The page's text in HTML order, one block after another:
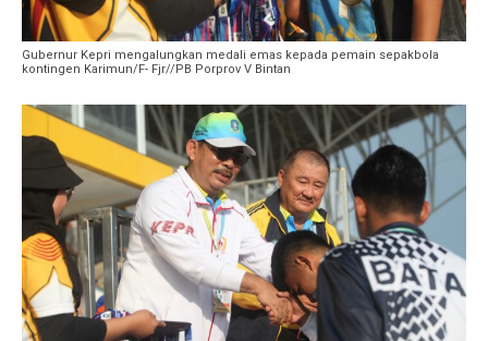
Gubernur Kepri mengalungkan medali emas kepada pemain sepakbola
kontingen Karimun/F- Fjr//PB Porprov V Bintan